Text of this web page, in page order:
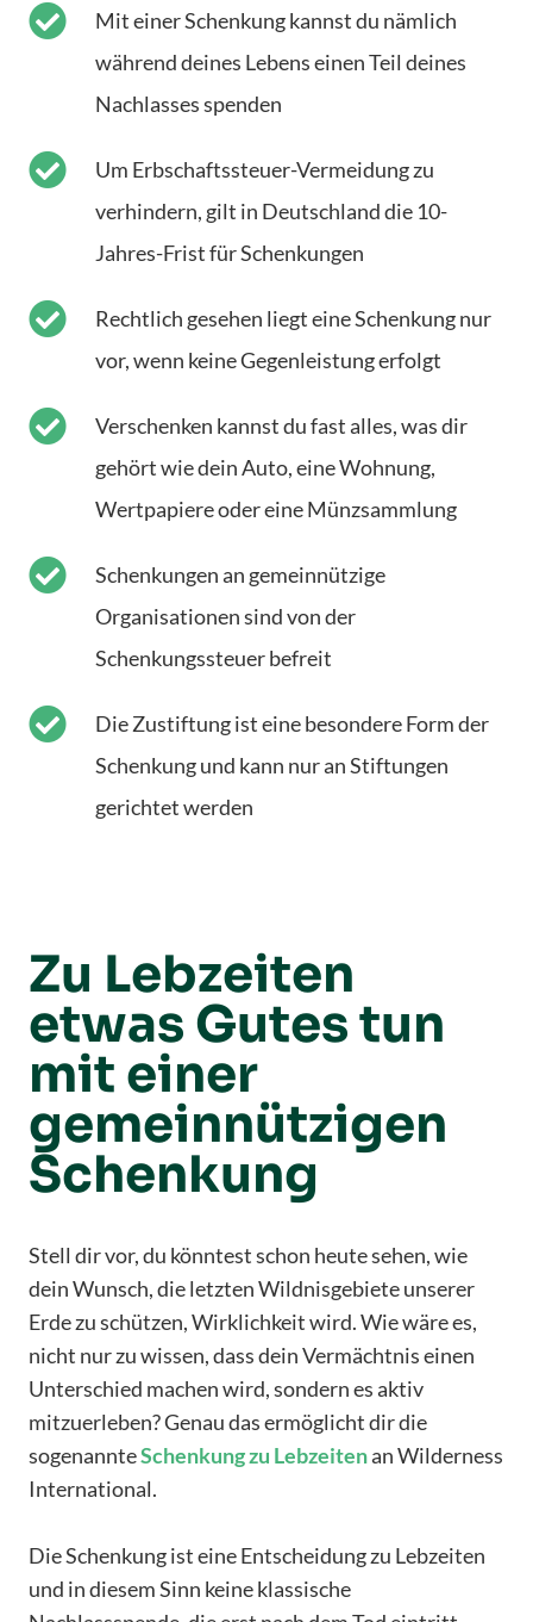
Mit einer Schenkung kannst du nämlich
während deines Lebens einen Teil deines
Nachlasses spenden
Um Erbschaftssteuer-Vermeidung zu
verhindern, gilt in Deutschland die 10-
Jahres-Frist für Schenkungen
Rechtlich gesehen liegt eine Schenkung nur
vor, wenn keine Gegenleistung erfolgt
Verschenken kannst du fast alles, was dir
gehört wie dein Auto, eine Wohnung,
Wertpapiere oder eine Münzsammlung
Schenkungen an gemeinnützige
Organisationen sind von der
Schenkungssteuer befreit
Die Zustiftung ist eine besondere Form der
Schenkung und kann nur an Stiftungen
gerichtet werden
Zu Lebzeiten
etwas Gutes tun
mit einer
gemeinnützigen
Schenkung
Stell dir vor, du könntest schon heute sehen, wie
dein Wunsch, die letzten Wildnisgebiete unserer
Erde zu schützen, Wirklichkeit wird. Wie wäre es,
nicht nur zu wissen, dass dein Vermächtnis einen
Unterschied machen wird, sondern es aktiv
mitzuerleben? Genau das ermöglicht dir die
sogenannteSchenkung zu Lebzeitenan Wilderness
International.
Die Schenkung ist eine Entscheidung zu Lebzeiten
und in diesem Sinn keine klassische